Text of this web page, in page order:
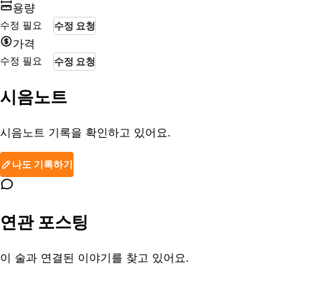
용량
수정 필요 수정 요청
가격
수정 필요 수정 요청
시음노트
시음노트 기록을 확인하고 있어요.
나도 기록하기
연관 포스팅
이 술과 연결된 이야기를 찾고 있어요.